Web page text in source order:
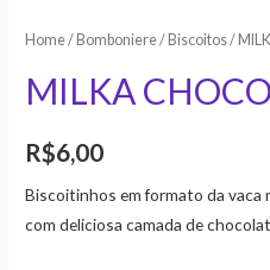
Home/ Bomboniere/ Biscoitos/
MILKA
R$6,00
Biscoitinhos em formato da vaca
com deliciosa camada de